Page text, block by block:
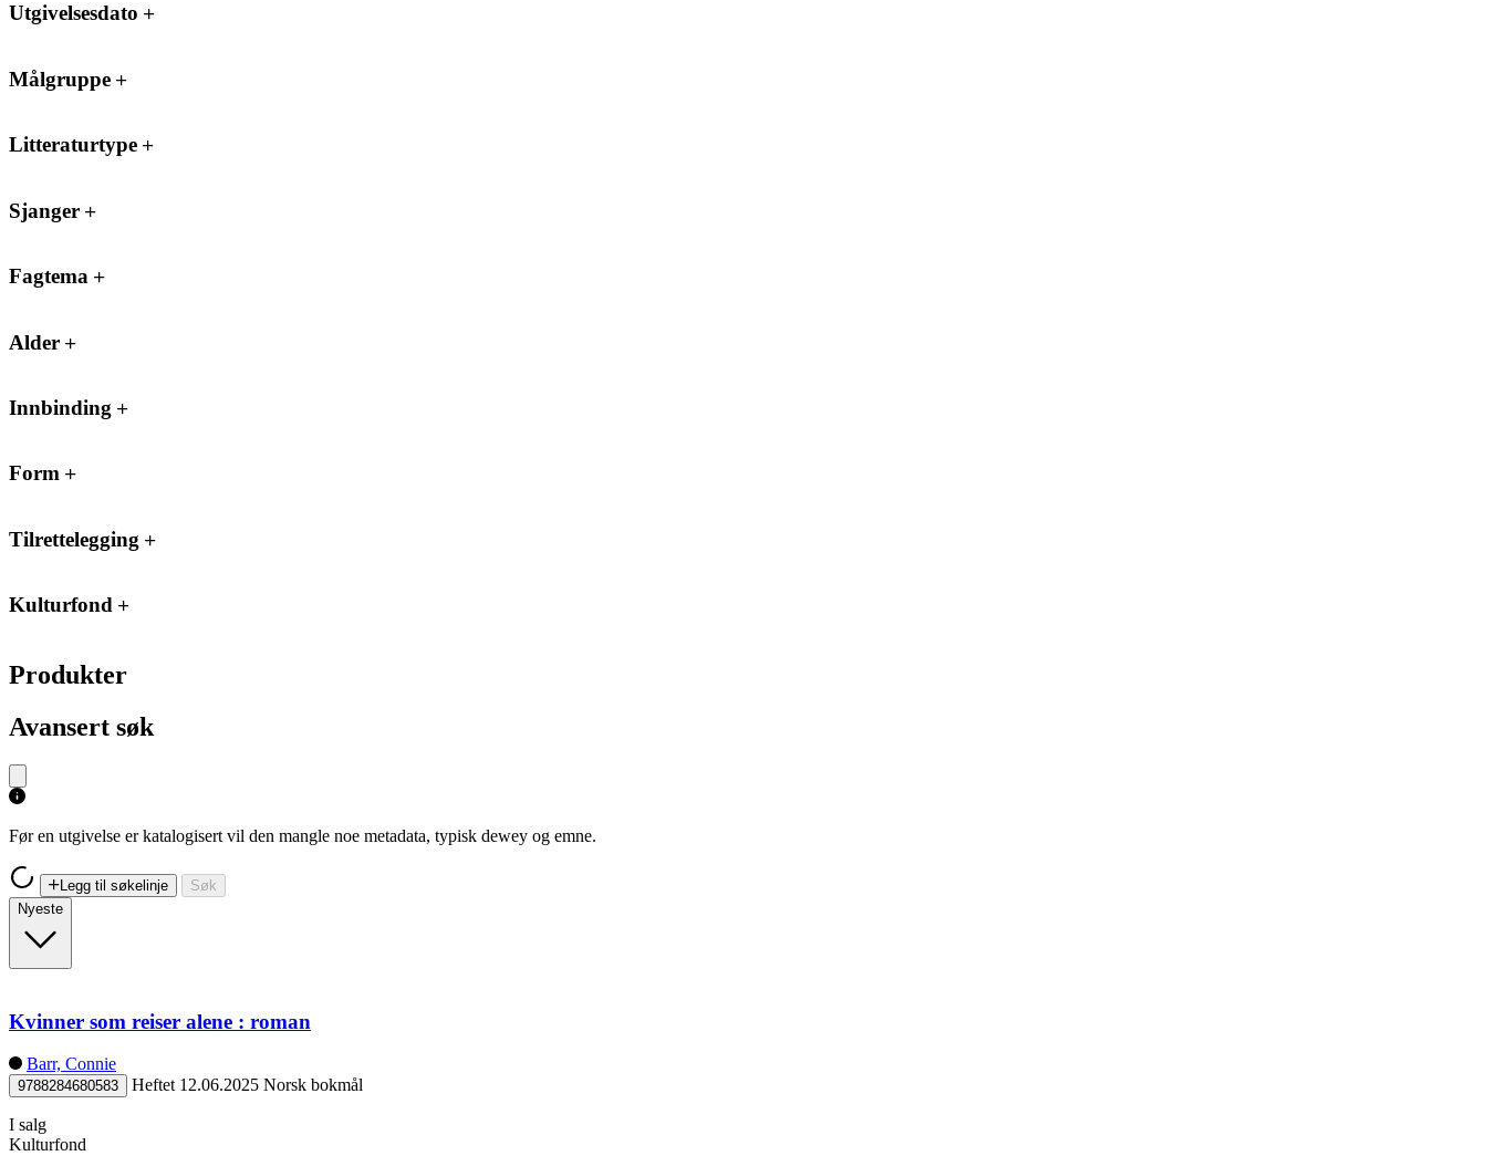
Utgivelsesdato
Målgruppe
Litteraturtype
Sjanger
Fagtema
Alder
Innbinding
Form
Tilrettelegging
Kulturfond
Produkter
Avansert søk
Før en utgivelse er katalogisert vil den mangle noe metadata, typisk dewey og emne.
Legg til søkelinje
Søk
Nyeste
Kvinner som reiser alene : roman
Barr, Connie
9788284680583 Heftet 12.06.2025 Norsk bokmål
I salg
Kulturfond